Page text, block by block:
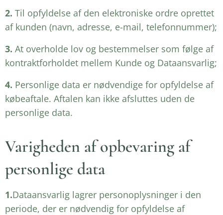
2. Til opfyldelse af den elektroniske ordre oprettet
af kunden (navn, adresse, e-mail, telefonnummer);
3. At overholde lov og bestemmelser som følge af
kontraktforholdet mellem Kunde og Dataansvarlig;
4. Personlige data er nødvendige for opfyldelse af
købeaftale. Aftalen kan ikke afsluttes uden de
personlige data.
Varigheden af opbevaring af
personlige data
1.Dataansvarlig lagrer personoplysninger i den
periode, der er nødvendig for opfyldelse af